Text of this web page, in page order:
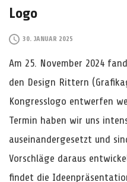
Logo
30. JANUAR 2025
Am 25. November 2024
den Design Rittern
Kongresslogo entwerfen
Termin haben wir uns
auseinandergesetzt und
Vorschläge daraus
findet die